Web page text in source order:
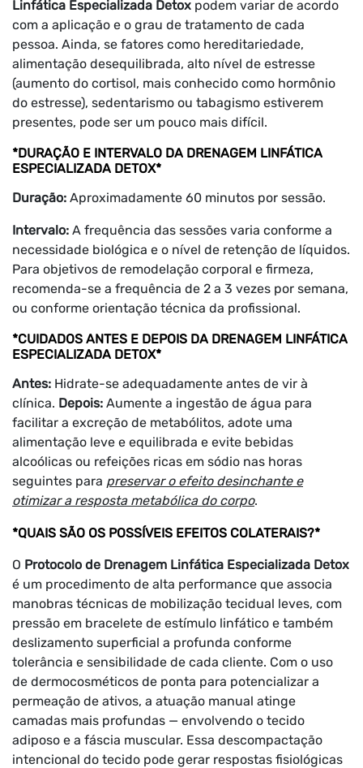
Linfática Especializada Detox podem variar de acordo
com a aplicação e o grau de tratamento de cada
pessoa. Ainda, se fatores como hereditariedade,
alimentação desequilibrada, alto nível de estresse
(aumento do cortisol, mais conhecido como hormônio
do estresse), sedentarismo ou tabagismo estiverem
presentes, pode ser um pouco mais difícil.
*DURAÇÃO E INTERVALO DA DRENAGEM LINFÁTICA
ESPECIALIZADA DETOX*
Duração: Aproximadamente 60 minutos por sessão.
Intervalo: A frequência das sessões varia conforme a
necessidade biológica e o nível de retenção de líquidos.
Para objetivos de remodelação corporal e firmeza,
recomenda-se a frequência de 2 a 3 vezes por semana,
ou conforme orientação técnica da profissional.
*CUIDADOS ANTES E DEPOIS DA DRENAGEM LINFÁTICA
ESPECIALIZADA DETOX*
Antes: Hidrate-se adequadamente antes de vir à
clínica. Depois: Aumente a ingestão de água para
facilitar a excreção de metabólitos, adote uma
alimentação leve e equilibrada e evite bebidas
alcoólicas ou refeições ricas em sódio nas horas
seguintes para preservar o efeito desinchante e
otimizar a resposta metabólica do corpo.
*QUAIS SÃO OS POSSÍVEIS EFEITOS COLATERAIS?*
O Protocolo de Drenagem Linfática Especializada Detox
é um procedimento de alta performance que associa
manobras técnicas de mobilização tecidual leves, com
pressão em bracelete de estímulo linfático e também
deslizamento superficial a profunda conforme
tolerância e sensibilidade de cada cliente. Com o uso
de dermocosméticos de ponta para potencializar a
permeação de ativos, a atuação manual atinge
camadas mais profundas — envolvendo o tecido
adiposo e a fáscia muscular. Essa descompactação
intencional do tecido pode gerar respostas fisiológicas